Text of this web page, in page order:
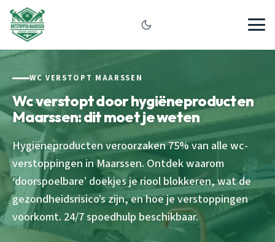
WC VERSTOPT MAARSSEN
Wc verstopt door hygiëneproducten
Maarssen: dit moet je weten
Hygiëneproducten veroorzaken 75% van alle wc-
verstoppingen in Maarssen. Ontdek waarom
‘doorspoelbare’ doekjes je riool blokkeren, wat de
gezondheidsrisico’s zijn, en hoe je verstoppingen
voorkomt. 24/7 spoedhulp beschikbaar.